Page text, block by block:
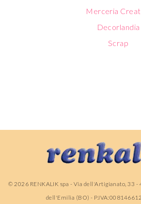
Merceria
Decorlandia
Scrap
© 2026 RENKALIK spa - Via dell'Artigianato, 33
dell'Emilia (BO) -